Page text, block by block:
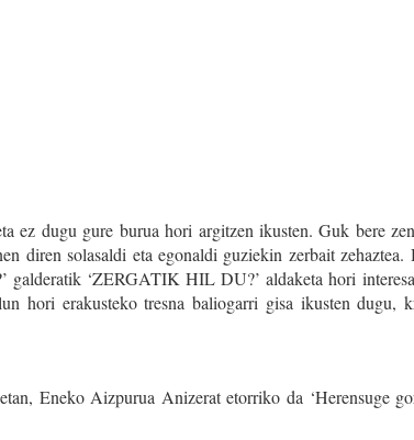
ez dugu gure burua hori argitzen ikusten. Guk bere
diren solasaldi eta egonaldi guziekin zerbait zehaztea.
‘ZERGATIK HIL DU?’ aldaketa hori
hori erakusteko tresna baliogarri gisa ikusten dugu,
Eneko Aizpurua Anizerat etorriko da ‘Herensuge